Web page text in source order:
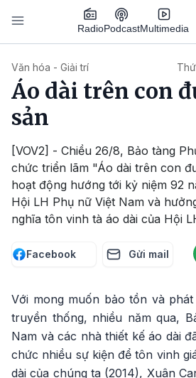
Nhảy đến nội dung
RadioPodcastMultimedia
Văn hóa - Giải trí
Áo dài trên con
sản
[VOV2] - Chiều 26/8, Bảo tàng
chức triển lãm "Áo dài trên con
hoạt động hướng tới kỷ niệm 92
Hội LH Phụ nữ Việt Nam và
nghĩa tôn vinh tà áo dài của Hội
Facebook Gửi mail
Với mong muốn bảo tồn và
truyền thống, nhiều năm qua,
Nam và các nhà thiết kế áo dài
chức nhiều sự kiện để tôn vinh
dài của chúng ta (2014), Xuân